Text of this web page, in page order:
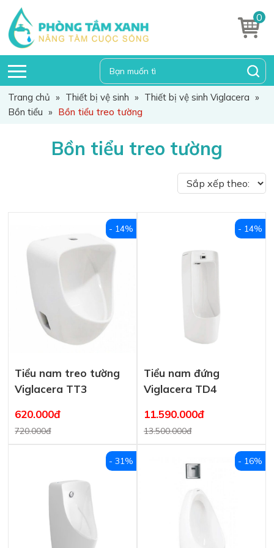
0
Trang chủ » Thiết bị vệ sinh » Thiết bị vệ sinh Viglacera »
Bồn tiểu » Bồn tiểu treo tường
Bồn tiểu treo tường
Tiểu nam treo tường
Viglacera TT3
620.000đ
720.000đ
- 14%
Tiểu nam đứng
Viglacera TD4
11.590.000đ
13.500.000đ
- 14%
- 31% - 16%